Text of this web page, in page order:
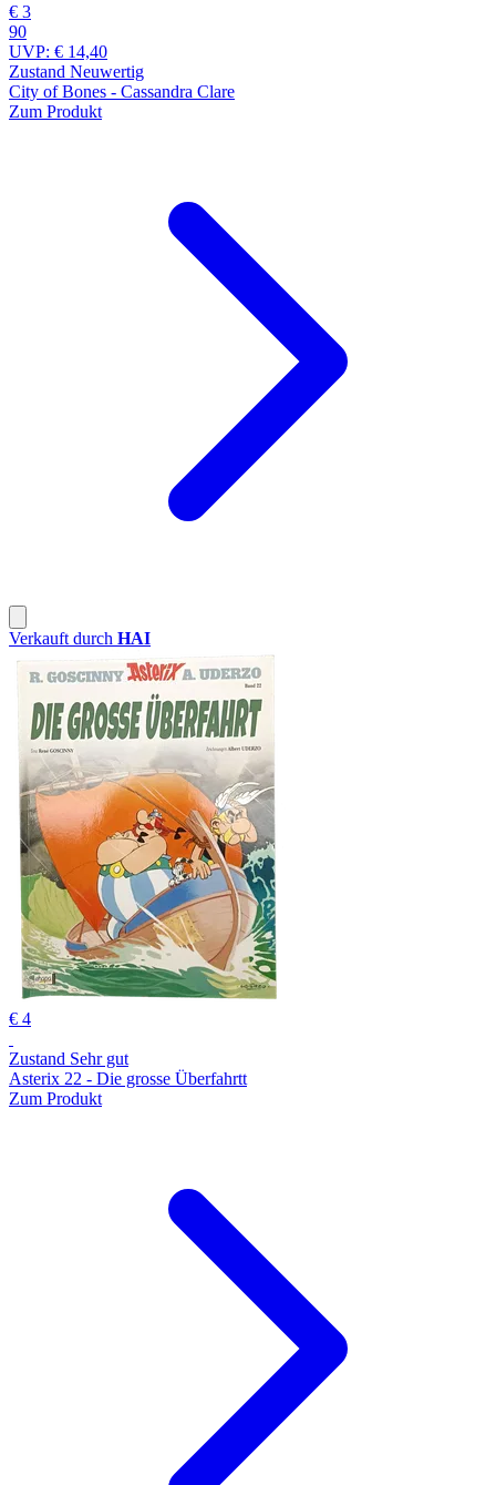
€ 3
90
UVP: € 14,40
Zustand Neuwertig
City of Bones - Cassandra Clare
Zum Produkt
Verkauft durch HAI
€ 4
Zustand Sehr gut
Asterix 22 - Die grosse Überfahrtt
Zum Produkt